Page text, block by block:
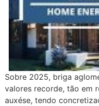
Sobre 2025, briga
valores recorde, tão em
auxése, tendo